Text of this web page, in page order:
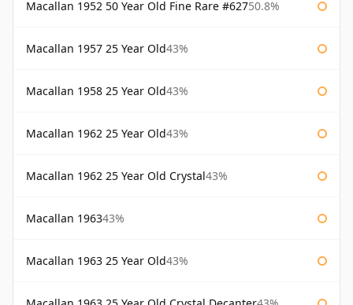
Macallan 1952 50 Year Old Fine Rare #62750.8%
Macallan 1957 25 Year Old43%
Macallan 1958 25 Year Old43%
Macallan 1962 25 Year Old43%
Macallan 1962 25 Year Old Crystal43%
Macallan 196343%
Macallan 1963 25 Year Old43%